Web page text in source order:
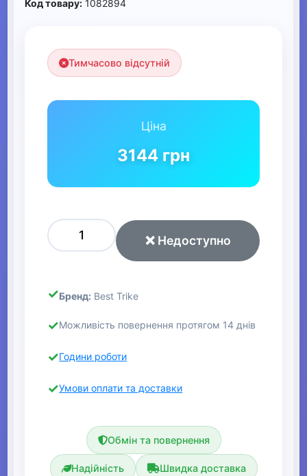
Код товару: 1082894
Тимчасово відсутній
Ціна
3144 грн
❌ Недоступно
Бренд: Best Trike
Можливість повернення протягом 14 днів
Години роботи
Умови оплати та доставки
Обмін та повернення
Надійність Швидка доставка